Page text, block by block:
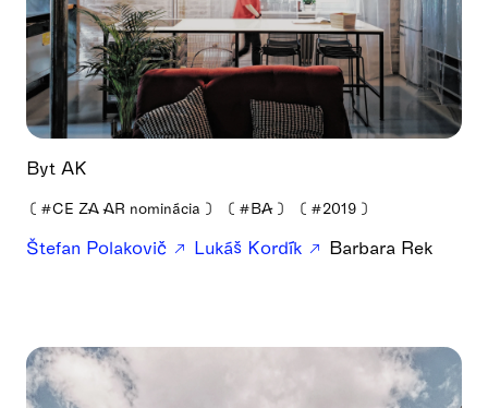
Byt AK
❪ #CE ZA AR nominácia ❫ ❪ #BA ❫ ❪ #2019 ❫
Štefan Polakovič Lukáš Kordík Barbara Rek